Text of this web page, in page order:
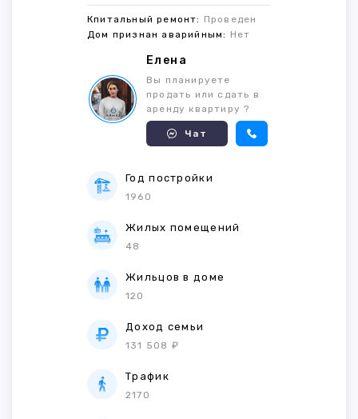
Кпитальный ремонт: Проведен
Дом признан аварийным: Нет
Елена
Вы планируете
продать или сдать в
аренду квартиру ?
Чат
Год постройки
1960
Жилых помещений
48
Жильцов в доме
120
Доход семьи
131 508 ₽
Трафик
2170